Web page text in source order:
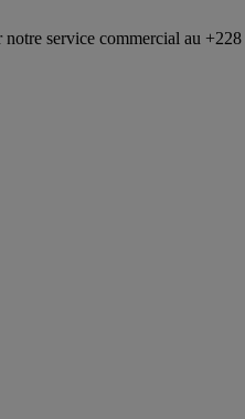
au +228 92 69 88 33